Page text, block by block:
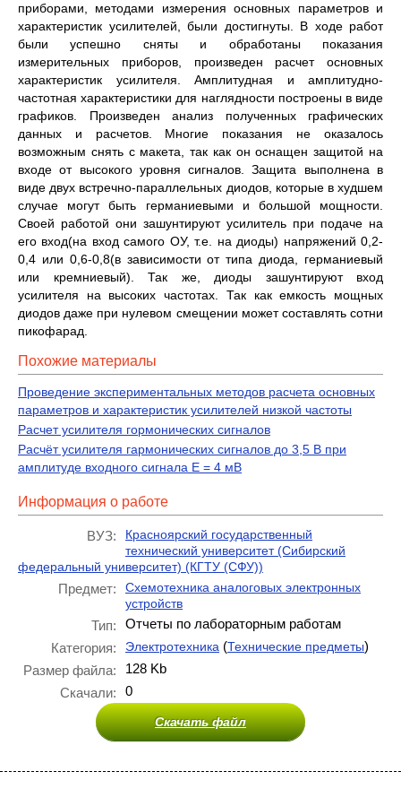
приборами, методами измерения основных параметров и
характеристик усилителей, были достигнуты. В ходе работ
были успешно сняты и обработаны показания
измерительных приборов, произведен расчет основных
характеристик усилителя. Амплитудная и амплитудно-
частотная характеристики для наглядности построены в виде
графиков. Произведен анализ полученных графических
данных и расчетов. Многие показания не оказалось
возможным снять с макета, так как он оснащен защитой на
входе от высокого уровня сигналов. Защита выполнена в
виде двух встречно-параллельных диодов, которые в худшем
случае могут быть германиевыми и большой мощности.
Своей работой они зашунтируют усилитель при подаче на
его вход(на вход самого ОУ, т.е. на диоды) напряжений 0,2-
0,4 или 0,6-0,8(в зависимости от типа диода, германиевый
или кремниевый). Так же, диоды зашунтируют вход
усилителя на высоких частотах. Так как емкость мощных
диодов даже при нулевом смещении может составлять сотни
пикофарад.
Похожие материалы
Проведение экспериментальных методов расчета основных
параметров и характеристик усилителей низкой частоты
Расчет усилителя гормонических сигналов
Расчёт усилителя гармонических сигналов до 3,5 В при
амплитуде входного сигнала Е = 4 мВ
Информация о работе
ВУЗ:
Красноярский государственный
технический университет (Сибирский
федеральный университет) (КГТУ (СФУ))
Предмет:
Схемотехника аналоговых электронных
устройств
Тип:
Отчеты по лабораторным работам
Категория:
Электротехника (Технические предметы)
Размер файла:
128 Kb
Скачали:
0
Скачать файл